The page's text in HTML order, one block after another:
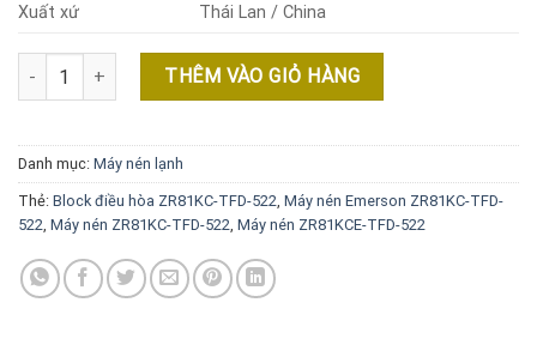
Xuất xứ
Thái Lan / China
Máy Nén ZR81KC-TFD-522 Công Suất 6.8HP số lượng
THÊM VÀO GIỎ HÀNG
Danh mục: Máy nén lạnh
Thẻ: Block điều hòa ZR81KC-TFD-522, Máy nén Emerson ZR81KC-TFD-
522, Máy nén ZR81KC-TFD-522, Máy nén ZR81KCE-TFD-522